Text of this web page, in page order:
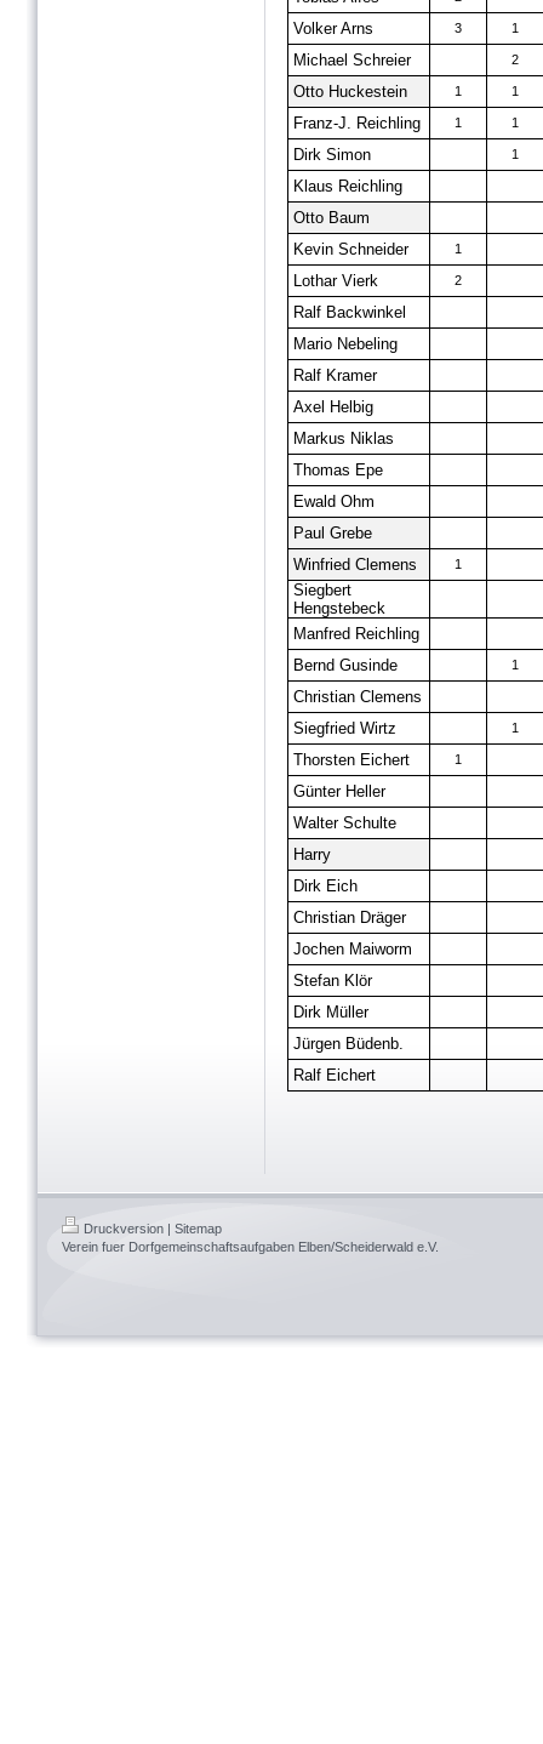
Volker Arns 3 1
Michael Schreier 2
Otto Huckestein 1 1
Franz-J. Reichling 1 1
Dirk Simon 1
Klaus Reichling
Otto Baum
Kevin Schneider
1
Lothar Vierk 2
Ralf Backwinkel
Mario Nebeling
Ralf Kramer
Axel Helbig
Markus Niklas
Thomas Epe
Ewald Ohm
Paul Grebe
Winfried Clemens
1
Siegbert
Hengstebeck
Manfred Reichling
Bernd Gusinde
1
Christian Clemens
Siegfried Wirtz
1
Thorsten Eichert 1
Günter Heller
Walter Schulte
Harry
Dirk Eich
Christian Dräger
Jochen Maiworm
Stefan Klör
Dirk Müller
Jürgen Büdenb.
Ralf Eichert
Druckversion | Sitemap
Verein fuer Dorfgemeinschaftsaufgaben Elben/Scheiderwald e.V.